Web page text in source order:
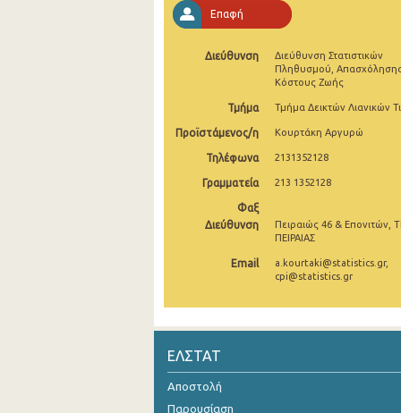
Απριλίου 2025
Μαρτίου 2025
Φεβρουαρίου 2025
Ιανουαρίου 2025
Νοεμβρίου 2024
Οκτωβρίου 2024
Σεπτεμβρίου 2024
Αυγούστου 2024
Ιουλίου 2024
Μαΐου 2024
Απριλίου 2024
Επαφή
Διεύθυνση
Διεύθυνση Στατιστικών
Πληθυσμού, Απασχόλησης
Κόστους Ζωής
Τμήμα Τμήμα Δεικτών Λιανικών
Προϊστάμενος/η Κουρτάκη Αργυρώ
Τηλέφωνα 2131352128
Γραμματεία 213 1352128
Φαξ
Διεύθυνση
Πειραιώς 46 & Επονιτών,
ΠΕΙΡΑΙΑΣ
Email
a.kourtaki@statistics.gr,
cpi@statistics.gr
ΕΛΣΤΑΤ
Αποστολή
Παρουσίαση